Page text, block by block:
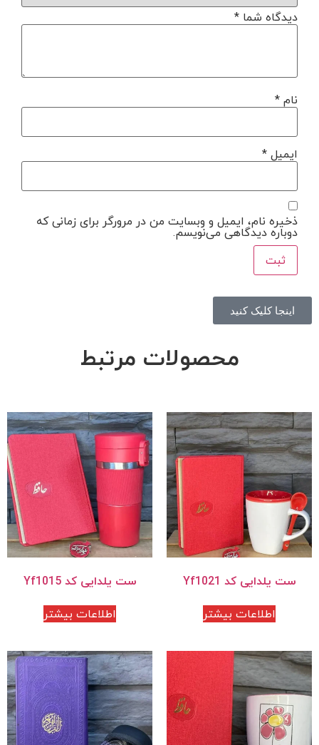
دیدگاه شما *
نام*
ایمیل*
ذخیره نام، ایمیل و وبسایت من در مرورگر برای زمانی که
دوباره دیدگاهی می‌نویسم.
اینجا کلیک کنید
محصولات مرتبط
ست یلدایی کد Yf1021
اطلاعات بیشتر
ست یلدایی کد Yf1015
اطلاعات بیشتر